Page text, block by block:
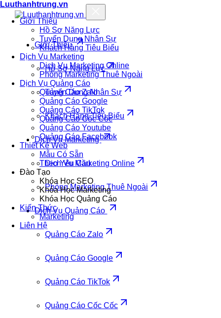
Luuthanhtrung.vn
Giới Thiệu
Hồ Sơ Năng Lực
Tuyển Dụng Nhân Sự
Khách Hàng Tiêu Biểu
Dịch Vụ Marketing
Dịch Vụ Marketing Online
Phòng Marketing Thuê Ngoài
Dịch Vụ Quảng Cáo
Quảng Cáo Zalo
Quảng Cáo Google
Quảng Cáo TikTok
Quảng Cáo Cốc Cốc
Quảng Cáo Youtube
Quảng Cáo Facebook
Thiết Kế Web
Mẫu Có Sẵn
Theo Yêu Cầu
Đào Tạo
Khóa Học SEO
Khóa Học Marketing
Khóa Học Quảng Cáo
Kiến Thức
Marketing
Liên Hệ
Giới Thiệu
Hồ Sơ Năng Lực
Tuyển Dụng Nhân Sự
Khách Hàng Tiêu Biểu
Dịch Vụ Marketing
Dịch Vụ Marketing Online
Phòng Marketing Thuê Ngoài
Dịch Vụ Quảng Cáo
Quảng Cáo Zalo
Quảng Cáo Google
Quảng Cáo TikTok
Quảng Cáo Cốc Cốc